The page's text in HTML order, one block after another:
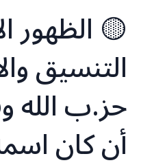
🟡 الظهور
التنسيق
حز.ب الله
أن كان